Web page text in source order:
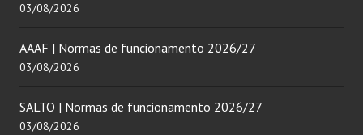
03/08/2026
AAAF | Normas de funcionamento 2026/27
03/08/2026
SALTO | Normas de funcionamento 2026/27
03/08/2026